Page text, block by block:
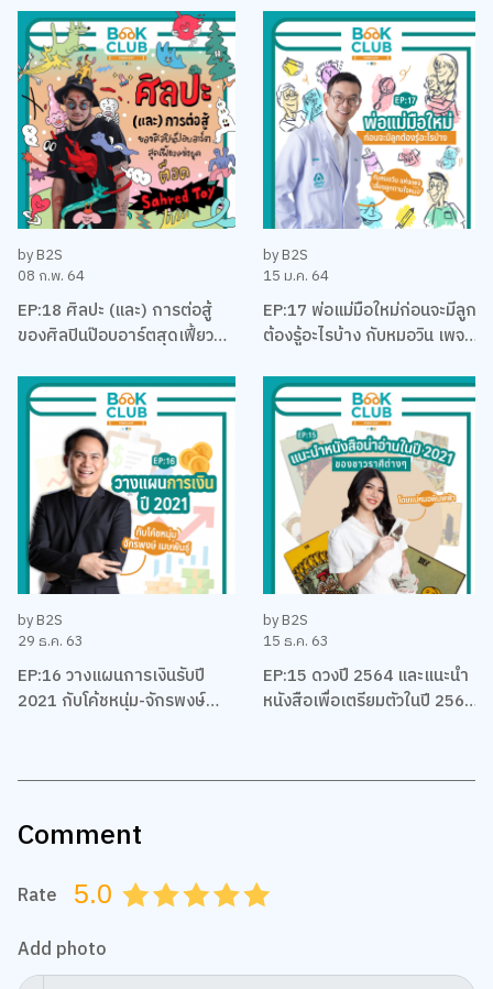
คุง-ณัฐพงศ์ ไชยวานิชย์ผล
by B2S
08 ก.พ. 64
EP:18 ศิลปะ (และ) การต่อสู้
ของศิลปินป๊อบอาร์ตสุดเฟี้ยว
by B2S
15 ม.ค. 64
EP:17 พ่อแม่มือใหม่ก่อนจะมีลูก
ต้องรู้อะไรบ้าง กับหมอวิน เพจ
by B2S
29 ธ.ค. 63
EP:16 วางแผนการเงินรับปี
2021 กับโค้ชหนุ่ม-จักรพงษ์
by B2S
15 ธ.ค. 63
EP:15 ดวงปี 2564 และแนะนำ
หนังสือเพื่อเตรียมตัวในปี 2564
Comment
Rate 5.0 4.5
4.0
3.5
3.0
2.5
2.0
1.5
1.0
0.5
Add photo